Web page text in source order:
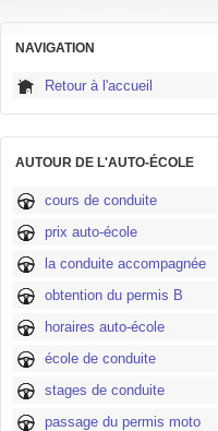
NAVIGATION
Retour à l'accueil
AUTOUR DE L'AUTO-ÉCOLE
cours de conduite
prix auto-école
la conduite accompagnée
obtention du permis B
horaires auto-école
école de conduite
stages de conduite
passage du permis moto